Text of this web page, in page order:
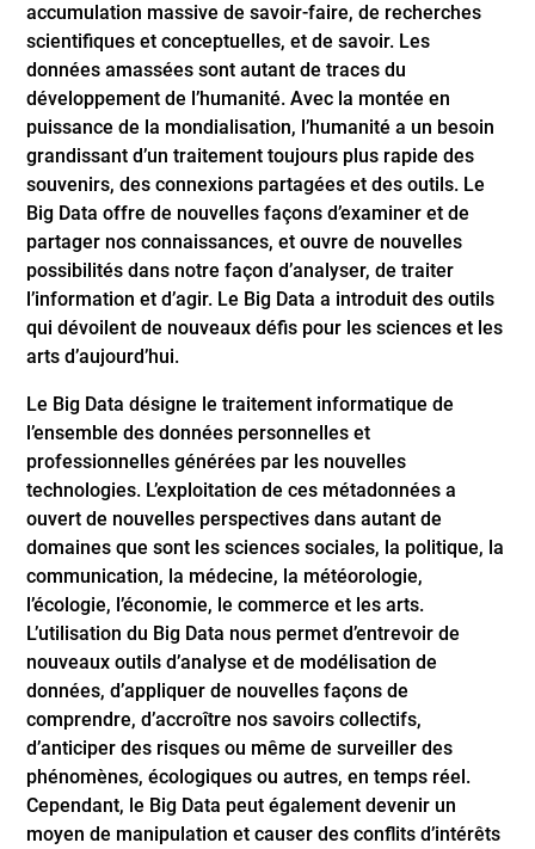
accumulation massive de savoir-faire, de recherches
scientifiques et conceptuelles, et de savoir. Les
données amassées sont autant de traces du
développement de l’humanité. Avec la montée en
puissance de la mondialisation, l’humanité a un besoin
grandissant d’un traitement toujours plus rapide des
souvenirs, des connexions partagées et des outils. Le
Big Data offre de nouvelles façons d’examiner et de
partager nos connaissances, et ouvre de nouvelles
possibilités dans notre façon d’analyser, de traiter
l’information et d’agir. Le Big Data a introduit des outils
qui dévoilent de nouveaux défis pour les sciences et les
arts d’aujourd’hui.
Le Big Data désigne le traitement informatique de
l’ensemble des données personnelles et
professionnelles générées par les nouvelles
technologies. L’exploitation de ces métadonnées a
ouvert de nouvelles perspectives dans autant de
domaines que sont les sciences sociales, la politique, la
communication, la médecine, la météorologie,
l’écologie, l’économie, le commerce et les arts.
L’utilisation du Big Data nous permet d’entrevoir de
nouveaux outils d’analyse et de modélisation de
données, d’appliquer de nouvelles façons de
comprendre, d’accroître nos savoirs collectifs,
d’anticiper des risques ou même de surveiller des
phénomènes, écologiques ou autres, en temps réel.
Cependant, le Big Data peut également devenir un
moyen de manipulation et causer des conflits d’intérêts